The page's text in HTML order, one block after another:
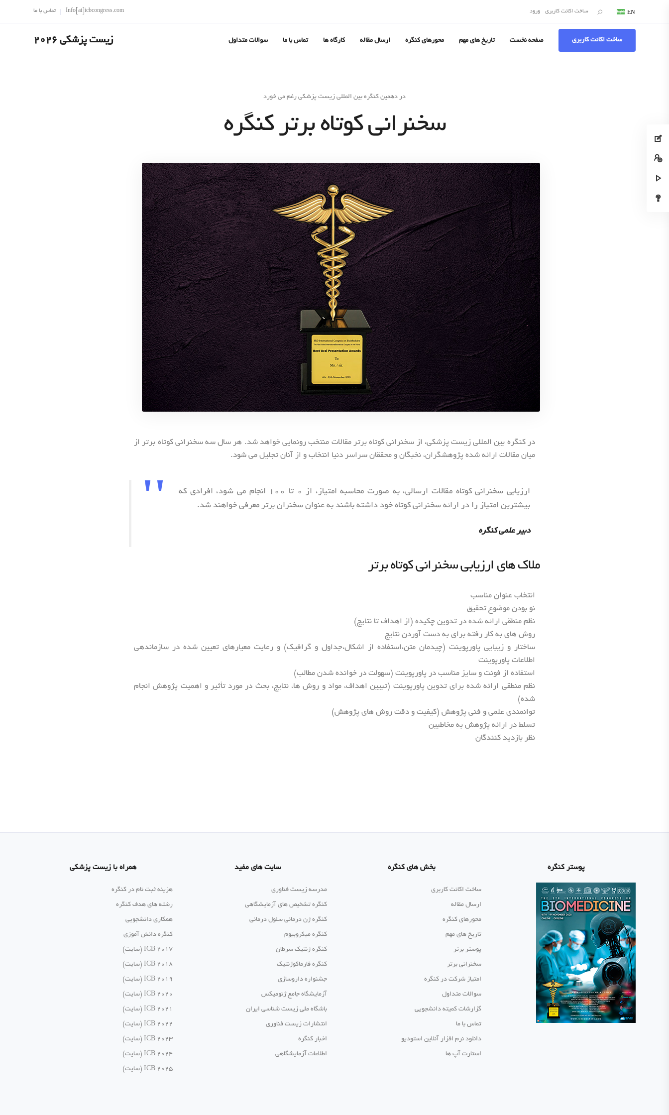
تماس با ما Info[at]icbcongress.com ورود ساخت اکانت کاربری جستجو: EN
زیست پزشکی 2026 سوالات متداول تماس با ما کارگاه ها ارسال مقاله محورهای کنگره تاریخ های مهم صفحه نخست ساخت اکانت کاربری
در دهمین کنگره بین المللی زیست پزشکی رغم می خورد
سخنرانی کوتاه برتر کنگره
در کنگره بین المللی زیست پزشکی، از سخنرانی کوتاه برتر مقالات منتخب رونمایی خواهد شد. هر سال سه سخنرانی کوتاه برتر از
میان مقالات ارائه شده پژوهشگران، نخبگان و محققان سراسر دنیا انتخاب و از آنان تجلیل می شود.
ارزیابی سخنرانی کوتاه مقالات ارسالی، به صورت محاسبه امتیاز، از 0 تا 100 انجام می شود، افرادی که
بیشترین امتیاز را در ارائه سخنرانی کوتاه خود داشته باشند به عنوان سخنران برتر معرفی خواهند شد.
دبیر علمی کنگره
ملاک های ارزیابی سخنرانی کوتاه برتر
انتخاب عنوان مناسب
نو بودن موضوع تحقیق
نظم منطقی ارائه شده در تدوین چکیده (از اهداف تا نتایج)
روش های به کار رفته برای به دست آوردن نتایج
ساختار و زیبایی پاورپوینت (چیدمان متن،استفاده از اشکال،جداول و گرافیک) و رعایت معیارهای تعیین شده در سازماندهی
اطلاعات پاورپوینت
استفاده از فونت و سایز مناسب در پاورپوینت (سهولت در خوانده شدن مطالب)
نظم منطقی ارائه شده برای تدوین پاورپوینت (تبیین اهداف، مواد و روش ها، نتایج، بحث در مورد تأثیر و اهمیت پژوهش انجام
شده)
توانمندی علمی و فنی پژوهش (کیفیت و دقت روش های پژوهش)
تسلط در ارائه پژوهش به مخاطبین
نظر بازدید کنندگان
همراه با زیست پزشکی
هزینه ثبت نام در کنگره
رشته های هدف کنگره
همکاری دانشجویی
کنگره دانش آموزی
ICB 2017 (سایت)
ICB 2018 (سایت)
ICB 2019 (سایت)
ICB 2020 (سایت)
ICB 2021 (سایت)
ICB 2022 (سایت)
ICB 2023 (سایت)
ICB 2024 (سایت)
ICB 2025 (سایت)
سایت های مفید
مدرسه زیست فناوری
کنگره تشخیص های آزمایشگاهی
کنگره ژن درمانی سلول درمانی
کنگره میکروبیوم
کنگره ژنتیک سرطان
کنگره فارماکوژنتیک
جشنواره داروسازی
آزمایشگاه جامع ژنومیکس
باشگاه ملی زیست شناسی ایران
انتشارات زیست فناوری
اخبار کنگره
اطلاعات آزمایشگاهی
بخش های کنگره
ساخت اکانت کاربری
ارسال مقاله
محورهای کنگره
تاریخ های مهم
پوستر برتر
سخنرانی برتر
امتیاز شرکت در کنگره
سوالات متداول
گزارشات کمیته دانشجویی
تماس با ما
دانلود نرم افزار آنلاین استودیو
استارت آپ ها
پوستر کنگره